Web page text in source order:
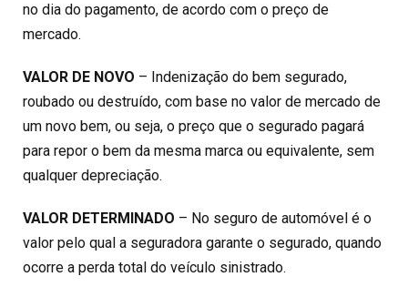
no dia do pagamento, de acordo com o preço de
mercado.
VALOR DE NOVO – Indenização do bem segurado,
roubado ou destruído, com base no valor de mercado de
um novo bem, ou seja, o preço que o segurado pagará
para repor o bem da mesma marca ou equivalente, sem
qualquer depreciação.
VALOR DETERMINADO – No seguro de automóvel é o
valor pelo qual a seguradora garante o segurado, quando
ocorre a perda total do veículo sinistrado.